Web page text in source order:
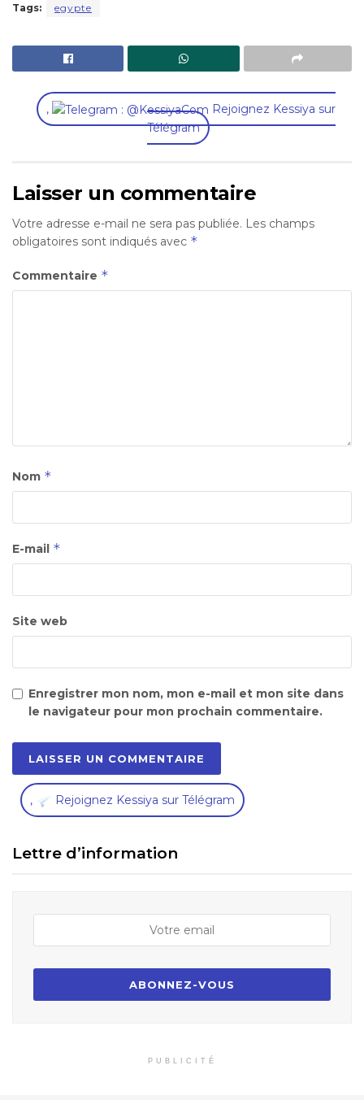
Tags: egypte
,
Rejoignez Kessiya sur
Télégram
Laisser un commentaire
Votre adresse e-mail ne sera pas publiée. Les champs
obligatoires sont indiqués avec *
Commentaire *
Nom *
E-mail *
Site web
Enregistrer mon nom, mon e-mail et mon site dans
le navigateur pour mon prochain commentaire.
, Rejoignez Kessiya sur Télégram
Lettre d’information
PUBLICITÉ